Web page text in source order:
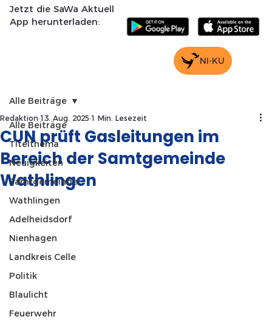
Jetzt die SaWa Aktuell
App herunterladen:
NI-KU
Alle Beiträge
Titelthema
Neuigkeiten
Samtgemeinde
Wathlingen
Adelheidsdorf
Nienhagen
Landkreis Celle
Politik
Blaulicht
Feuerwehr
Alle Beiträge
CUN prüft Gasleitungen im
Bereich der Samtgemeinde
Wathlingen
Redaktion 13. Aug. 2025 1 Min. Lesezeit